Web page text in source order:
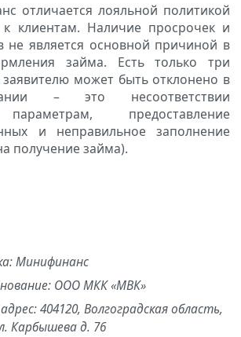
отличается лояльной политикой
клиентам. Наличие просрочек и
не является основной причиной в
займа. Есть только три
заявителю может быть отклонено в
– это несоответствии
предоставление
и неправильное заполнение
получение займа).
Минифинанс
ООО МКК «МВК»
404120, Волгоградская область,
Карбышева д. 76